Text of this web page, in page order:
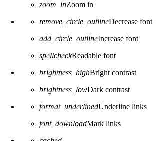
zoom_inZoom in
remove_circle_outlineDecrease font
add_circle_outlineIncrease font
spellcheckReadable font
brightness_highBright contrast
brightness_lowDark contrast
format_underlinedUnderline links
font_downloadMark links